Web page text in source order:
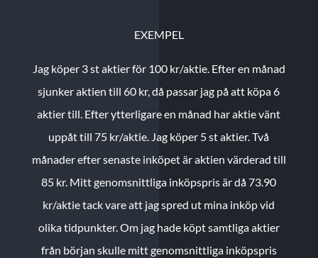
EXEMPEL
Jag köper 3 st aktier för 100 kr/aktie. Efter en månad
sjunker aktien till 60 kr, då passar jag på att köpa 6
aktier till. Efter ytterligare en månad har aktie vänt
uppåt till 75 kr/aktie. Jag köper 5 st aktier.Två
månader efter senaste inköpet är aktien värderad till
85 kr. Mitt genomsnittliga inköpspris är då 73.90
kr/aktie tack vare att jag spred ut mina inköp vid
olika tidpunkter. Om jag hade köpt samtliga aktier
från början skulle mitt genomsnittliga inköpspris